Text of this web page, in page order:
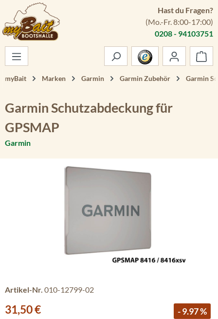
Zum Hauptinhalt springen
Hast du Fragen?
(Mo.-Fr. 8:00-17:00)
0208 - 94103751
myBait Marken Garmin Garmin Zubehör Garmin
Garmin Schutzabdeckung für
GPSMAP
Garmin
Artikel-Nr. 010-12799-02
Verkaufspreis:
31,50 € - 9.97 %